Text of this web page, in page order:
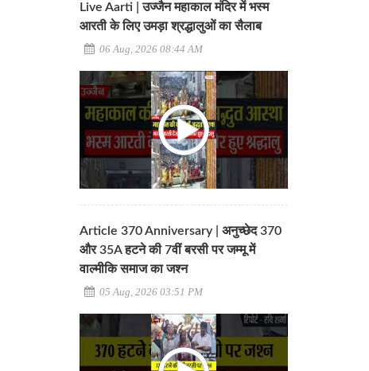
Live Aarti | उज्जैन महाकाल मंदिर में भस्म
आरती के लिए उमड़ा श्रद्धालुओं का सैलाब
06 Aug, 2026 08:44 AM
Article 370 Anniversary | अनुच्छेद 370
और 35A हटने की 7वीं बरसी पर जम्मू में
वाल्मीकि समाज का जश्न
05 Aug, 2026 03:51 PM